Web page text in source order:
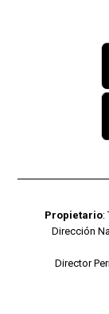
Propietario:
Dirección
Director